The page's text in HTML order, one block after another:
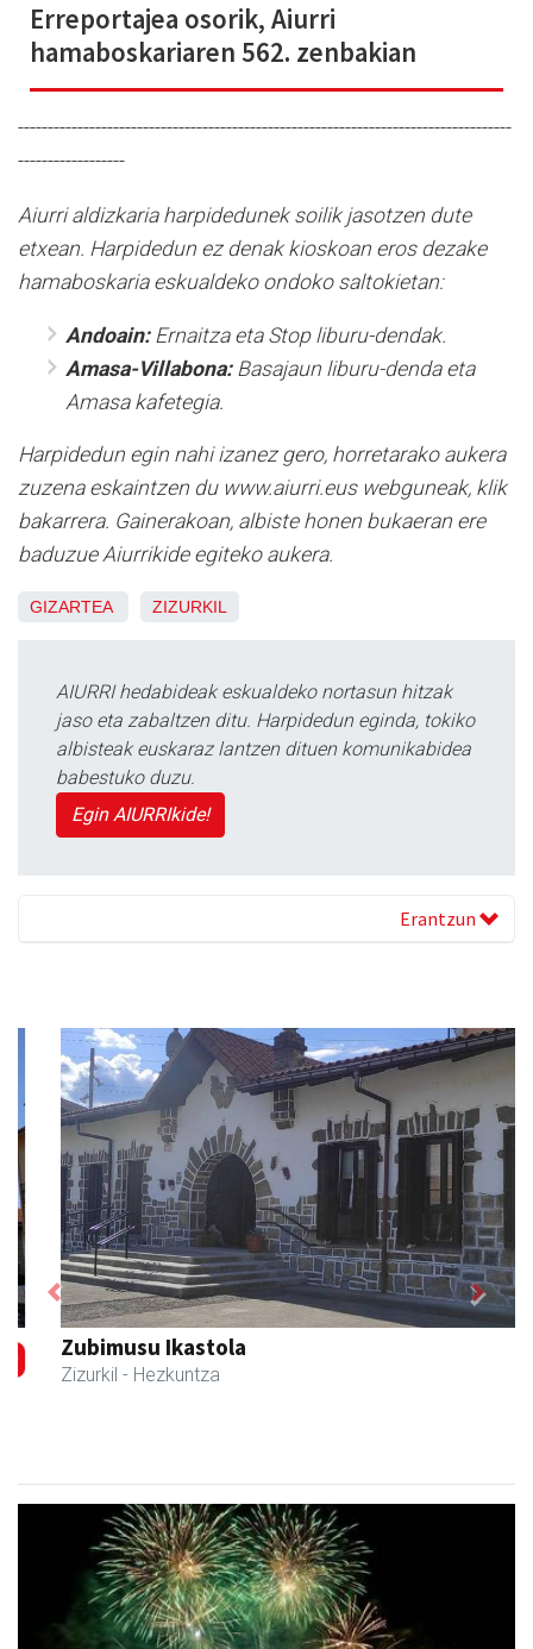
Erreportajea osorik, Aiurri
hamaboskariaren 562. zenbakian
-----------------------------------------------------------------------------------
------------------
Aiurri aldizkaria harpidedunek soilik jasotzen dute
etxean. Harpidedun ez denak kioskoan eros dezake
hamaboskaria eskualdeko ondoko saltokietan:
Andoain: Ernaitza eta Stop liburu-dendak.
Amasa-Villabona:Basajaun liburu-denda eta
Amasa kafetegia.
Harpidedun egin nahi izanez gero, horretarako aukera
zuzena eskaintzen du www.aiurri.eus webguneak, klik
bakarrera. Gainerakoan, albiste honen bukaeran ere
baduzue Aiurrikide egiteko aukera.
GIZARTEA ZIZURKIL
AIURRI hedabideak eskualdeko nortasun hitzak
jaso eta zabaltzen ditu. Harpidedun eginda, tokiko
albisteak euskaraz lantzen dituen komunikabidea
babestuko duzu.
Egin AIURRIkide!
Erantzun
Zubimusu Ikastola
Zizurkil - Hezkuntza
Previous Next